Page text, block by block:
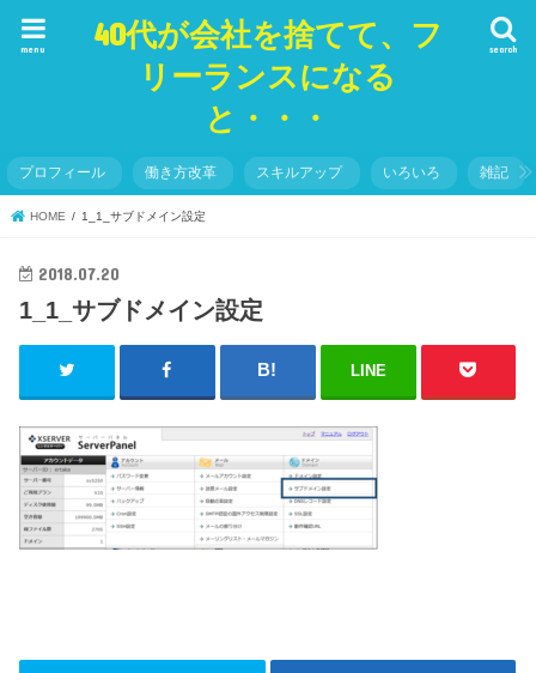
40代が会社を捨てて、フ
リーランスになる
と・・・
search
menu
プロフィール 働き方改革 スキルアップ いろいろ 雑記
HOME 1_1_サブドメイン設定
2018.07.20
1_1_サブドメイン設定
LINE